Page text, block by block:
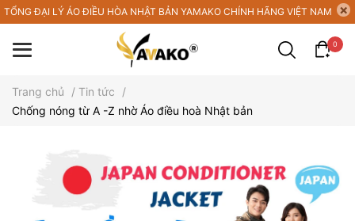
TỔNG ĐẠI LÝ ÁO ĐIỀU HÒA NHẬT BẢN YAMAKO CHÍNH HÃNG VIỆT NAM
0
Trang chủ / Tin tức
/
Chống nóng từ A -Z nhờ Áo điều hoà Nhật bản